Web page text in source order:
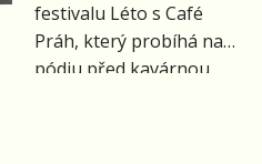
festivalu Léto s Café
Práh, který probíhá na
pódiu před kavárnou